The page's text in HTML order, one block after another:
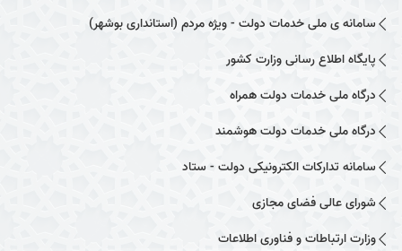
سامانه ی ملی خدمات دولت - ویژه مردم (استانداری بوشهر)
پایگاه اطلاع رسانی وزارت کشور
درگاه ملی خدمات دولت همراه
درگاه ملی خدمات دولت هوشمند
سامانه تدارکات الکترونیکی دولت - ستاد
شورای عالی فضای مجازی
وزارت ارتباطات و فناوری اطلاعات